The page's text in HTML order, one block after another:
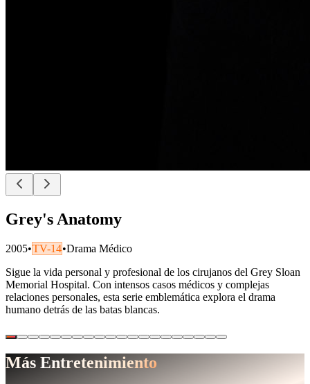
Grey's Anatomy
2005•TV-14•Drama Médico
Sigue la vida personal y profesional de los cirujanos del Grey Sloan
Memorial Hospital. Con intensos casos médicos y complejas
relaciones personales, esta serie emblemática explora el drama
humano detrás de las batas blancas.
Más Entretenimiento